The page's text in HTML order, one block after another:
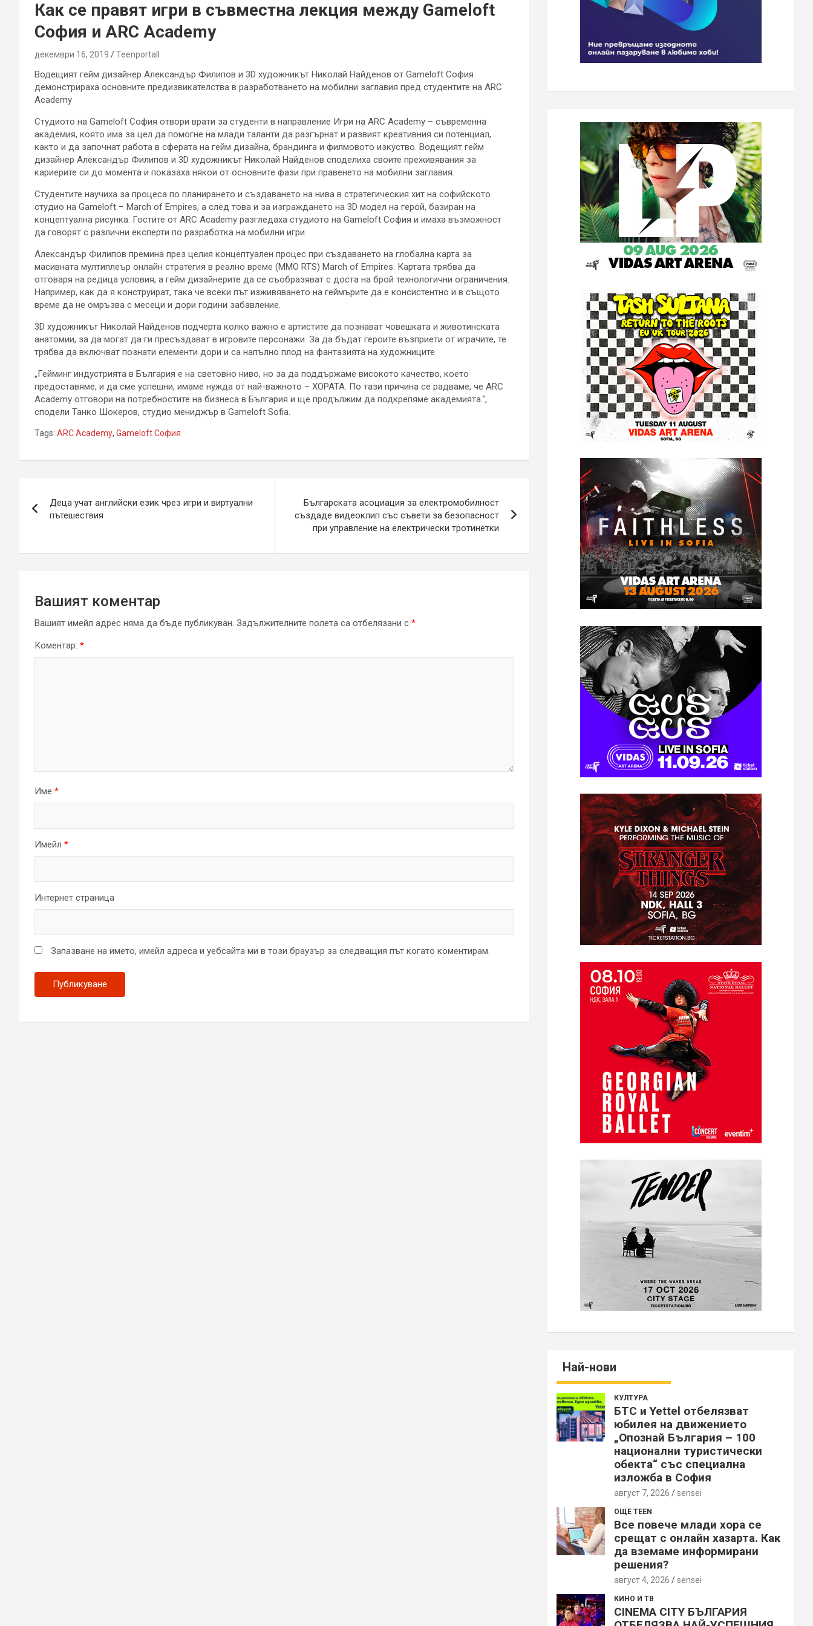
Как се правят игри в съвместна лекция между Gameloft
София и ARC Academy
декември 16, 2019 Teenportall
Водещият гейм дизайнер Александър Филипов и 3D художникът Николай Найденов от Gameloft София
демонстрираха основните предизвикателства в разработването на мобилни заглавия пред студентите на ARC
Academy
Студиото на Gameloft София отвори врати за студенти в направление Игри на ARC Academy – съвременна
академия, която има за цел да помогне на млади таланти да разгърнат и развият креативния си потенциал,
както и да започнат работа в сферата на гейм дизайна, брандинга и филмовото изкуство. Водещият гейм
дизайнер Александър Филипов и 3D художникът Николай Найденов споделиха своите преживявания за
кариерите си до момента и показаха някои от основните фази при правенето на мобилни заглавия.
Студентите научиха за процеса по планирането и създаването на нива в стратегическия хит на софийското
студио на Gameloft – March of Empires, а след това и за изграждането на 3D модел на герой, базиран на
концептуална рисунка. Гостите от ARC Academy разгледаха студиото на Gameloft София и имаха възможност
да говорят с различни експерти по разработка на мобилни игри.
Александър Филипов премина през целия концептуален процес при създаването на глобална карта за
масивната мултиплеър онлайн стратегия в реално време (MMO RTS) March of Empires. Картата трябва да
отговаря на редица условия, а гейм дизайнерите да се съобразяват с доста на брой технологични ограничения.
Например, как да я конструират, така че всеки път изживяването на геймърите да е консистентно и в същото
време да не омръзва с месеци и дори години забавление.
3D художникът Николай Найденов подчерта колко важно е артистите да познават човешката и животинската
анатомии, за да могат да ги пресъздават в игровите персонажи. За да бъдат героите възприети от играчите, те
трябва да включват познати елементи дори и са напълно плод на фантазията на художниците.
„Гейминг индустрията в България е на световно ниво, но за да поддържаме високото качество, което
предоставяме, и да сме успешни, имаме нужда от най-важното – ХОРАТА. По тази причина се радваме, че ARC
Academy отговори на потребностите на бизнеса в България и ще продължим да подкрепяме академията.“,
сподели Танко Шокеров, студио мениджър в Gameloft Sofia.
Tags: ARC Academy, Gameloft София
Деца учат английски език чрез игри и виртуални
пътешествия
Българската асоциация за електромобилност
създаде видеоклип със съвети за безопасност
при управление на електрически тротинетки
Вашият коментар
Вашият имейл адрес няма да бъде публикуван. Задължителните полета са отбелязани с *
Коментар: *
Име *
Имейл *
Интернет страница
Запазване на името, имейл адреса и уебсайта ми в този браузър за следващия път когато коментирам.
Най-нови
КУЛТУРА
БТС и Yettel отбелязват
юбилея на движението
„Опознай България – 100
национални туристически
обекта“ със специална
изложба в София
август 7, 2026 sensei
ОЩЕ TEEN
Все повече млади хора се
срещат с онлайн хазарта. Как
да вземаме информирани
решения?
август 4, 2026 sensei
КИНО И ТВ
CINEMA CITY БЪЛГАРИЯ